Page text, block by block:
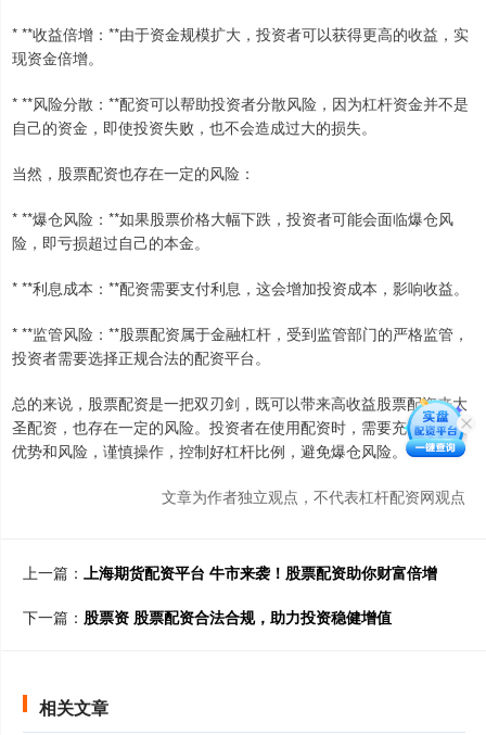
* **收益倍增：**由于资金规模扩大，投资者可以获得更高的收益，实
现资金倍增。
* **风险分散：**配资可以帮助投资者分散风险，因为杠杆资金并不是
自己的资金，即使投资失败，也不会造成过大的损失。
当然，股票配资也存在一定的风险：
* **爆仓风险：**如果股票价格大幅下跌，投资者可能会面临爆仓风
险，即亏损超过自己的本金。
* **利息成本：**配资需要支付利息，这会增加投资成本，影响收益。
* **监管风险：**股票配资属于金融杠杆，受到监管部门的严格监管，
投资者需要选择正规合法的配资平台。
总的来说，股票配资是一把双刃剑，既可以带来高收益股票配资来大
圣配资，也存在一定的风险。投资者在使用配资时，需要充分了解其
优势和风险，谨慎操作，控制好杠杆比例，避免爆仓风险。
文章为作者独立观点，不代表杠杆配资网观点
上一篇： 上海期货配资平台 牛市来袭！股票配资助你财富倍增
下一篇： 股票资 股票配资合法合规，助力投资稳健增值
相关文章